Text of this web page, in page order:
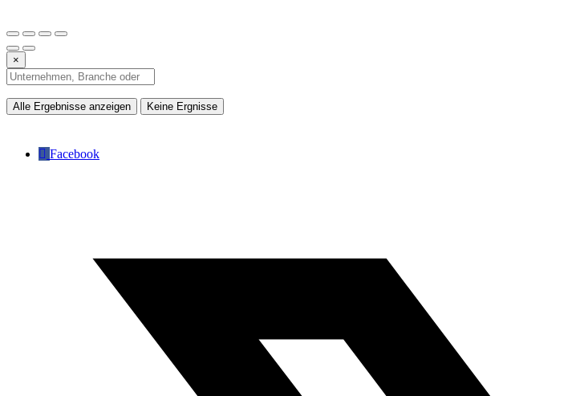
×
Alle Ergebnisse anzeigen Keine Ergnisse
Facebook